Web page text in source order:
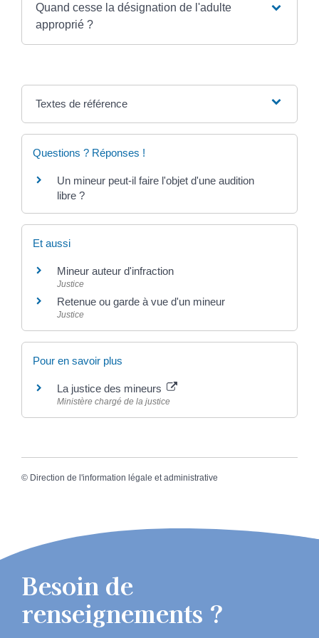
Quand cesse la désignation de l'adulte
approprié ?
Textes de référence
Questions ? Réponses !
Un mineur peut-il faire l'objet d'une audition
libre ?
Et aussi
Mineur auteur d'infraction
Justice
Retenue ou garde à vue d'un mineur
Justice
Pour en savoir plus
La justice des mineurs
Ministère chargé de la justice
© Direction de l'information légale et administrative
Besoin de
renseignements ?